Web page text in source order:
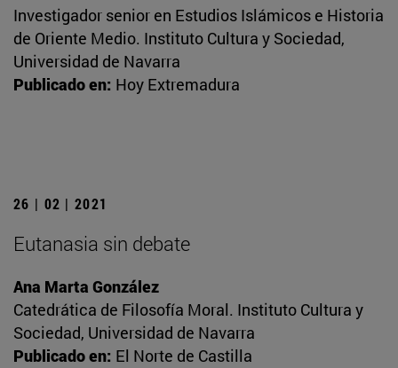
Investigador senior en Estudios Islámicos e Historia
de Oriente Medio. Instituto Cultura y Sociedad,
Universidad de Navarra
Publicado en: Hoy Extremadura
26 | 02 | 2021
Eutanasia sin debate
Ana Marta González
Catedrática de Filosofía Moral. Instituto Cultura y
Sociedad, Universidad de Navarra
Publicado en: El Norte de Castilla